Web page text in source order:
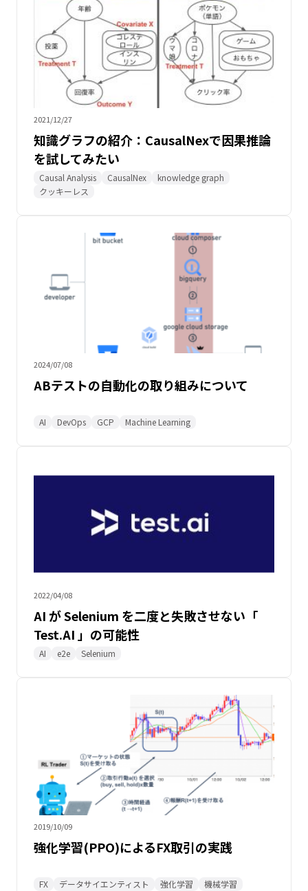
2021/12/27
知識グラフの紹介：CausalNexで因果推論
を試してみたい
Causal Analysis CausalNex
knowledge graph
クッキーレス
2024/07/08
ABテストの自動化の取り組みについて
AI DevOps GCP Machine Learning
2022/04/08
AI が Selenium を二度と失敗させない「
Test.AI 」の可能性
AI e2e Selenium
2019/10/09
強化学習(PPO)によるFX取引の実践
FX データサイエンティスト 強化学習 機械学習